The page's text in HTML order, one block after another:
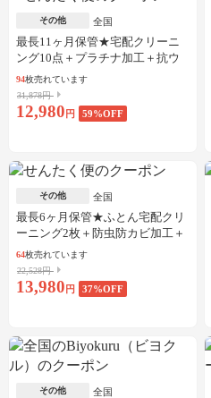
その他 全国
最長11ヶ月保管★宅配クリーニ
ング10点＋プラチナ加工＋抗ウ
イルス加工
94枚売れています
31,878円
12,980 円 59%OFF
その他 全国
最長6ヶ月保管★ふとん宅配クリ
ーニング2枚＋防虫防カビ加工＋
しみ抜き
64枚売れています
22,528円
13,980 円 37%OFF
その他 全国